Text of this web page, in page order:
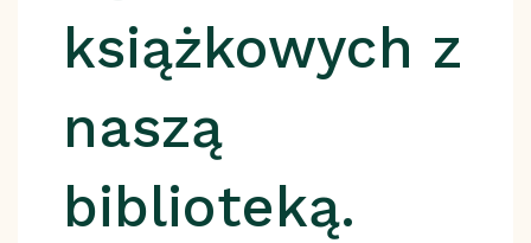
książkowych z
naszą
biblioteką.